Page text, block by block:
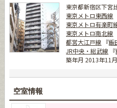
東京都新宿区下宮
東京メトロ東西線
東京メトロ有楽町
東京メトロ南北線
都営大江戸線 『飯
JR中央・総武線 『
築年月 2013年11月
空室情報